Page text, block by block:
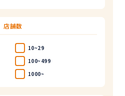
店舗数
10~29
100~499
1000~